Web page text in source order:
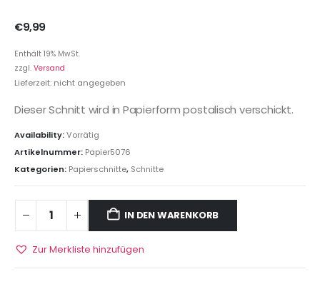
€9,99
Enthält 19% MwSt.
zzgl. Versand
Lieferzeit: nicht angegeben
Dieser Schnitt wird in Papierform postalisch verschickt.
Availability:Vorrätig
Artikelnummer: Papier5076
Kategorien: Papierschnitte, Schnitte
IN DEN WARENKORB
Zur Merkliste hinzufügen